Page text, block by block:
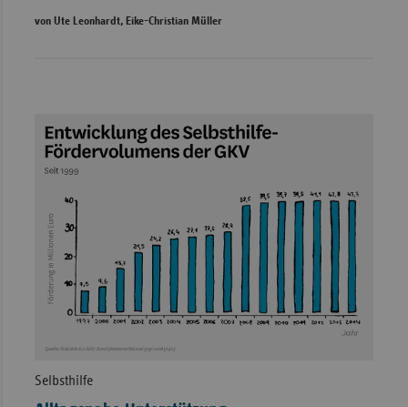
von Ute Leonhardt, Eike-Christian Müller
Selbsthilfe